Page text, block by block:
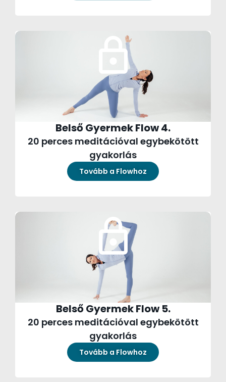
Belső Gyermek Flow 4.
20 perces meditációval egybekötött
gyakorlás
Tovább a Flowhoz
Belső Gyermek Flow 5.
20 perces meditációval egybekötött
gyakorlás
Tovább a Flowhoz